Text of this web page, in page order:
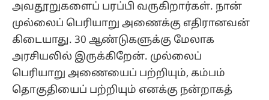
அவதூறுகளைப் பரப்பி வருகிறார்கள். நான்
முல்லைப் பெரியாறு அணைக்கு எதிரானவன்
கிடையாது. 30 ஆண்டுகளுக்கு மேலாக
அரசியலில் இருக்கிறேன். முல்லைப்
பெரியாறு அணையைப் பற்றியும், கம்பம்
தொகுதியைப் பற்றியும் எனக்கு நன்றாகத்